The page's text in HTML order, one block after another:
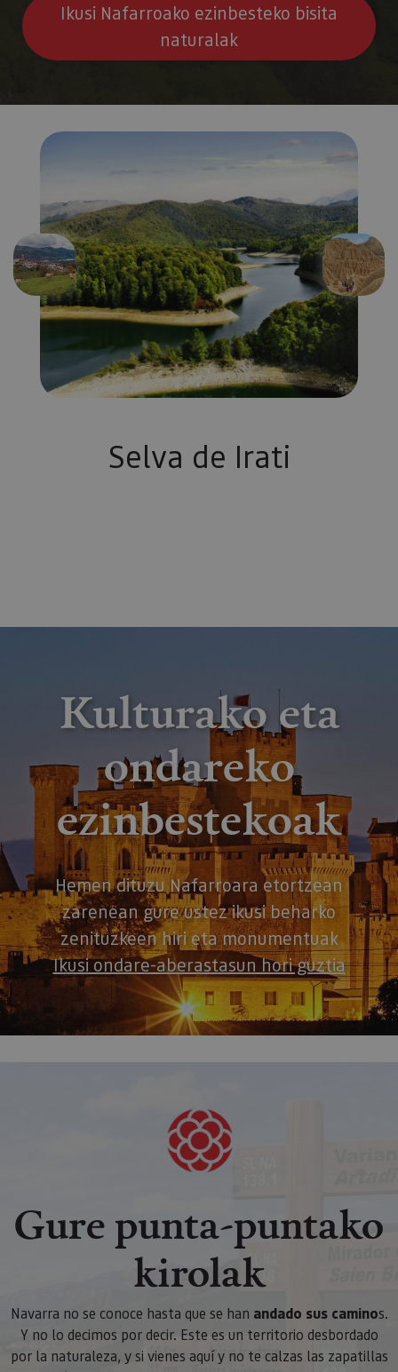
Ikusi Nafarroako ezinbesteko bisita
naturalak
Aurrekoa
Selva de Irati
Kulturako eta
ondareko
ezinbestekoak
Hemen dituzu Nafarroara etortzean
zarenean gure ustez ikusi beharko
zenituzkeen hiri eta monumentuak
Ikusi ondare-aberastasun hori guztia
Gure punta-puntako
kirolak
Navarra no se conoce hasta que se han andado sus caminos.
Y no lo decimos por decir. Este es un territorio desbordado
por la naturaleza, y si vienes aquí y no te calzas las zapatillas